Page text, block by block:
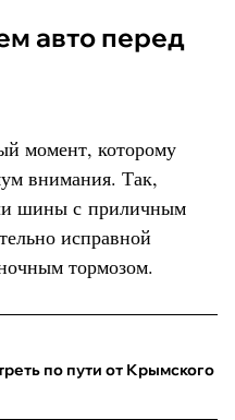
момент, которому
внимания. Так,
шины с приличным
исправной
тормозом.
по пути от Крымского